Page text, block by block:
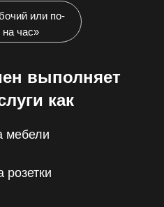
или по-
час»
выполняет
как
мебели
розетки